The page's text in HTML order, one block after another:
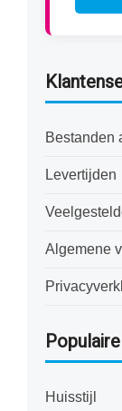
Bestanden
Levertijden
Algemene
Huisstijl